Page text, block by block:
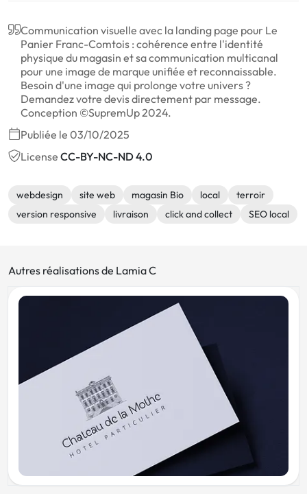
Communication visuelle avec la landing page pour Le
Panier Franc-Comtois : cohérence entre l'identité
physique du magasin et sa communication multicanal
pour une image de marque unifiée et reconnaissable.
Besoin d'une image qui prolonge votre univers ?
Demandez votre devis directement par message.
Conception ©SupremUp 2024.
Publiée le 03/10/2025
License CC-BY-NC-ND 4.0
webdesign site web magasin Bio local
terroir
version responsive
livraison click and collect SEO local
Autres réalisations de Lamia C